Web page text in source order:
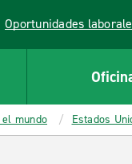
Oportunidades
Link opens in a new
mundo Estados